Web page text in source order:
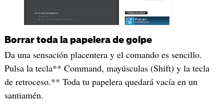
Borrar toda la papelera de golpe
Da una sensación placentera y el comando es sencillo.
Pulsa la tecla** Command, mayúsculas (Shift) y la tecla
de retroceso.** Toda tu papelera quedará vacía en un
santiamén.